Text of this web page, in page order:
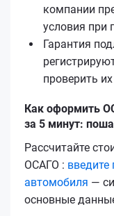
компании
условия при
Гарантия
проверить
Как оформить
за 5 минут:
Рассчитайте
ОСАГО : введите
автомобиля —
основные